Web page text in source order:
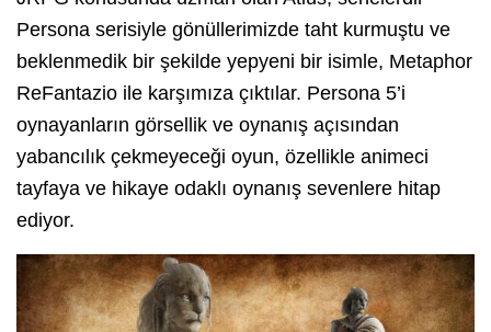
Persona serisiyle gönüllerimizde taht kurmuştu ve
beklenmedik bir şekilde yepyeni bir isimle, Metaphor
ReFantazio ile karşımıza çıktılar. Persona 5’i
oynayanların görsellik ve oynanış açısından
yabancılık çekmeyeceği oyun, özellikle animeci
tayfaya ve hikaye odaklı oynanış sevenlere hitap
ediyor.